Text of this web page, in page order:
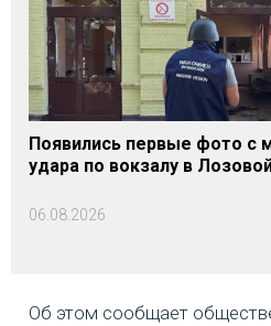
Появились первые фото с
удара по вокзалу в
06.08.2026
Об этом сообщает